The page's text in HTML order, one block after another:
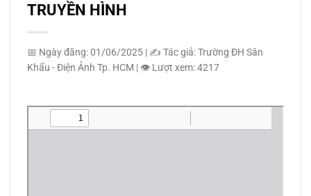
TRUYỀN HÌNH
📅 Ngày đăng: 01/06/2025 | ✍️ Tác giả: Trường ĐH Sân
Khấu - Điện Ảnh Tp. HCM | 👁️ Lượt xem: 4217